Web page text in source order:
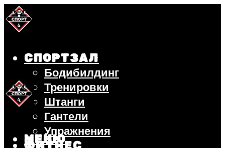
СПОРТЗАЛ
Бодибилдинг
Тренировки
Штанги
Гантели
Упражнения
ФИТНЕС
МЕНЮ